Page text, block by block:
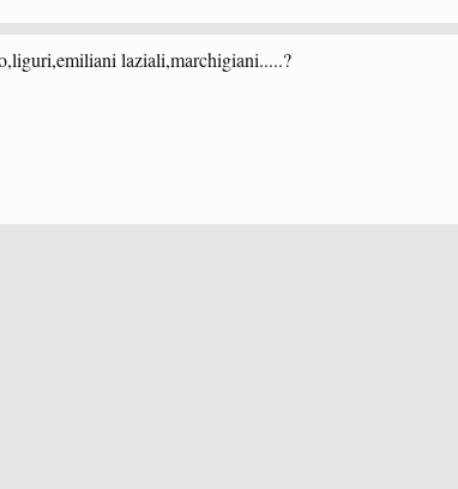
laziali,marchigiani.....?